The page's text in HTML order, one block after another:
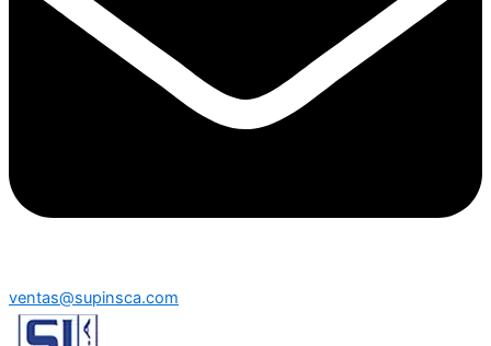
ventas@supinsca.com